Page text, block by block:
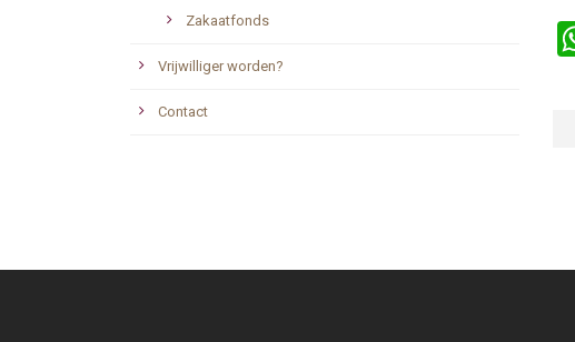
Zakaatfonds
Vrijwilliger worden?
Contact